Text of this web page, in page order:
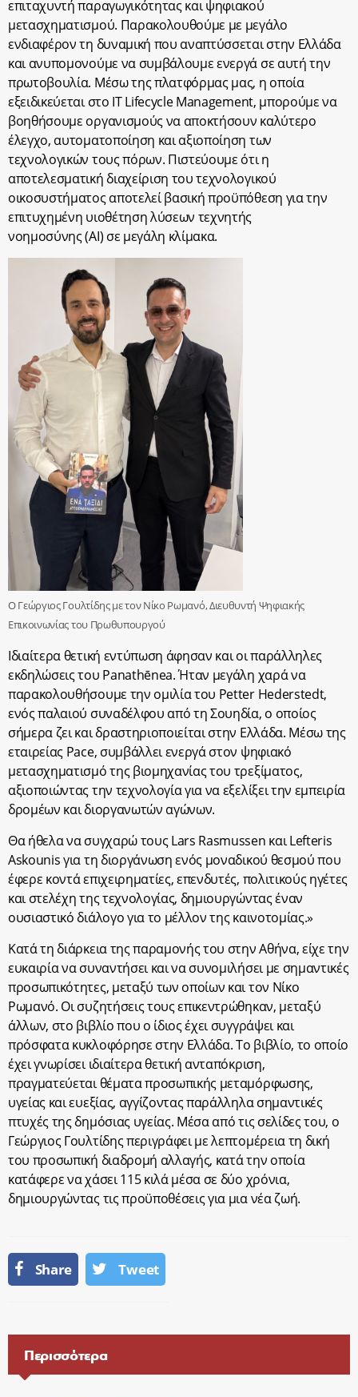
επιταχυντή παραγωγικότητας και ψηφιακού
μετασχηματισμού. Παρακολουθούμε με μεγάλο
ενδιαφέρον τη δυναμική που αναπτύσσεται στην Ελλάδα
και ανυπομονούμε να συμβάλουμε ενεργά σε αυτή την
πρωτοβουλία. Μέσω της πλατφόρμας μας, η οποία
εξειδικεύεται στο IT Lifecycle Management, μπορούμε να
βοηθήσουμε οργανισμούς να αποκτήσουν καλύτερο
έλεγχο, αυτοματοποίηση και αξιοποίηση των
τεχνολογικών τους πόρων. Πιστεύουμε ότι η
αποτελεσματική διαχείριση του τεχνολογικού
οικοσυστήματος αποτελεί βασική προϋπόθεση για την
επιτυχημένη υιοθέτηση λύσεων τεχνητής
νοημοσύνης(AI) σε μεγάλη κλίμακα.
Ο Γεώργιος Γουλτίδης με τον Νίκο Ρωμανό, Διευθυντή Ψηφιακής
Επικοινωνίας του Πρωθυπουργού
Ιδιαίτερα θετική εντύπωση άφησαν και οι παράλληλες
εκδηλώσεις του Panathēnea. Ήταν μεγάλη χαρά να
παρακολουθήσουμε την ομιλία του Petter Hederstedt,
ενός παλαιού συναδέλφου από τη Σουηδία, ο οποίος
σήμερα ζει και δραστηριοποιείται στην Ελλάδα. Μέσω της
εταιρείας Pace, συμβάλλει ενεργά στον ψηφιακό
μετασχηματισμό της βιομηχανίας του τρεξίματος,
αξιοποιώντας την τεχνολογία για να εξελίξει την εμπειρία
δρομέων και διοργανωτών αγώνων.
Θα ήθελα να συγχαρώ τους Lars Rasmussen και Lefteris
Askounis για τη διοργάνωση ενός μοναδικού θεσμού που
έφερε κοντά επιχειρηματίες, επενδυτές, πολιτικούς ηγέτες
και στελέχη της τεχνολογίας, δημιουργώντας έναν
ουσιαστικό διάλογο για το μέλλον της καινοτομίας.»
Κατά τη διάρκεια της παραμονής του στην Αθήνα, είχε την
ευκαιρία να συναντήσει και να συνομιλήσει με σημαντικές
προσωπικότητες, μεταξύ των οποίων και τον Νίκο
Ρωμανό. Οι συζητήσεις τους επικεντρώθηκαν, μεταξύ
άλλων, στο βιβλίο που ο ίδιος έχει συγγράψει και
πρόσφατα κυκλοφόρησε στην Ελλάδα. Το βιβλίο, το οποίο
έχει γνωρίσει ιδιαίτερα θετική ανταπόκριση,
πραγματεύεται θέματα προσωπικής μεταμόρφωσης,
υγείας και ευεξίας, αγγίζοντας παράλληλα σημαντικές
πτυχές της δημόσιας υγείας. Μέσα από τις σελίδες του, ο
Γεώργιος Γουλτίδης περιγράφει με λεπτομέρεια τη δική
του προσωπική διαδρομή αλλαγής, κατά την οποία
κατάφερε να χάσει 115 κιλά μέσα σε δύο χρόνια,
δημιουργώντας τις προϋποθέσεις για μια νέα ζωή.
Share Tweet
Περισσότερα